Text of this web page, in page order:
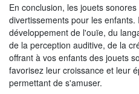
En conclusion, les jouets
divertissements pour les
développement de l'ouïe, du
de la perception auditive, de la
offrant à vos enfants des jouets
favorisez leur croissance et leur
permettant de s'amuser.